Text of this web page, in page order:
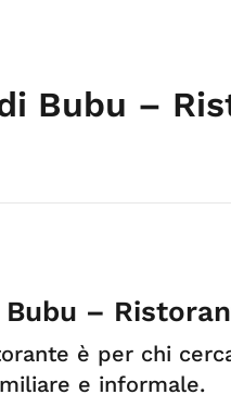
Bubu –
Bubu –
è per chi
e informale.